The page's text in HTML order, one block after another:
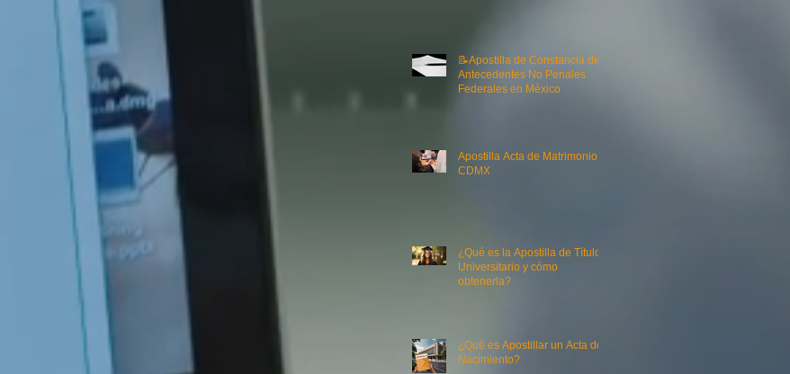
📝Apostilla de Constancia de
Antecedentes No Penales
Federales en México
Apostilla Acta de Matrimonio
CDMX
¿Qué es la Apostilla de Título
Universitario y cómo
obtenerla?
¿Qué es Apostillar un Acta de
Nacimiento?